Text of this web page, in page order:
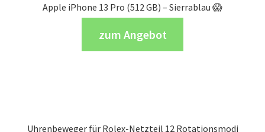
Apple iPhone 13 Pro (512 GB) – Sierrablau 😱
zum Angebot
Uhrenbeweger für Rolex-Netzteil 12 Rotationsmodi